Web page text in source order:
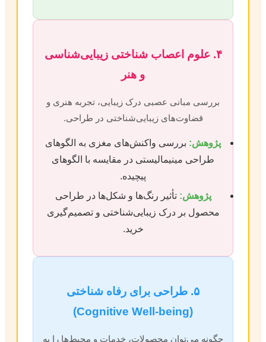
۴. علوم اعصاب شناختی زیبایی‌شناسی
و هنر
بررسی مبانی عصبی درک زیبایی، تجربه هنری و
قضاوت‌های زیبایی‌شناختی در طراحی.
پژوهش: بررسی واکنش‌های مغزی به الگوهای
طراحی مینیمالیستی در مقایسه با الگوهای
پیچیده.
پژوهش: تأثیر رنگ‌ها و شکل‌ها در طراحی
محصول بر درک زیبایی‌شناختی و تصمیم‌گیری
خرید.
۵. طراحی برای رفاه شناختی
(Cognitive Well-being)
چگونه می‌توان محصولات، خدمات و محیط‌ها را به